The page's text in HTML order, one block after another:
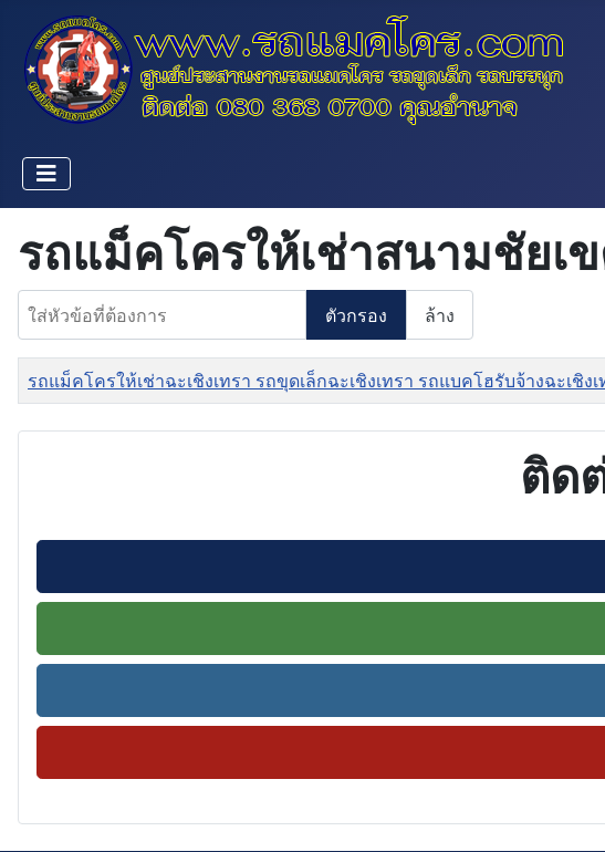
รถแม็คโครให้เช่าสนามชัยเ
ใส่หัวข้อที่ต้องการ
ตัวกรอง ล้าง
ชื่อ
รถแม็คโครให้เช่าฉะเชิงเทรา รถขุดเล็กฉะเชิงเทรา รถแบคโฮรับจ้างฉะเ
ติด